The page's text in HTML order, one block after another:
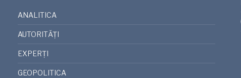
ANALITICA
AUTORITĂȚI
EXPERȚI
GEOPOLITICA